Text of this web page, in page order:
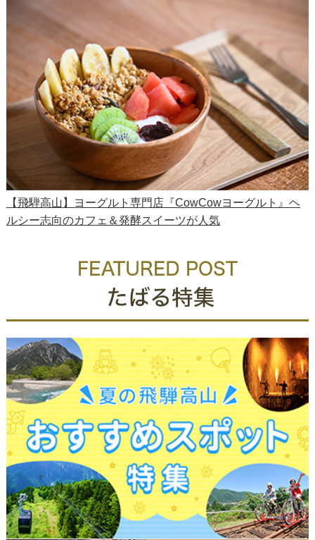
【飛騨高山】ヨーグルト専門店『CowCowヨーグルト』ヘ
ルシー志向のカフェ＆発酵スイーツが人気